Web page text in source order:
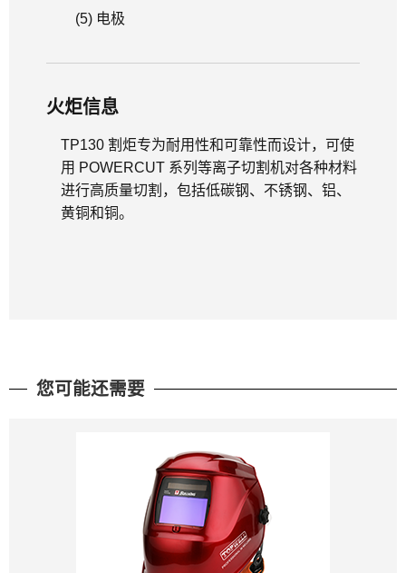
(5) 电极
火炬信息
TP130 割炬专为耐用性和可靠性而设计，可使
用 POWERCUT 系列等离子切割机对各种材料
进行高质量切割，包括低碳钢、不锈钢、铝、
黄铜和铜。
您可能还需要